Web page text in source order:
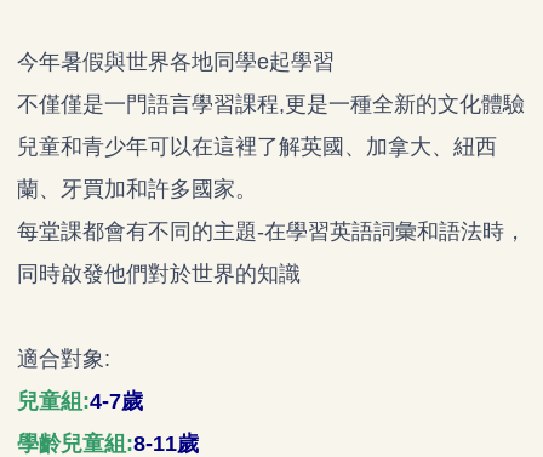
今年暑假與世界各地同學e起學習
不僅僅是一門語言學習課程,更是一種全新的文化體驗
兒童和青少年可以在這裡了解英國、加拿大、紐西
蘭、牙買加和許多國家。
每堂課都會有不同的主題-在學習英語詞彙和語法時，
同時啟發他們對於世界的知識
適合對象:
兒童組:4-7歲
學齡兒童組:8-11歲